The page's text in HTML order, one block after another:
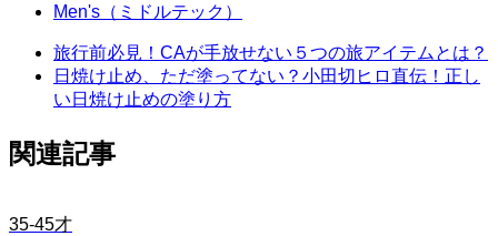
Men's（ミドルテック）
旅行前必見！CAが手放せない５つの旅アイテムとは？
日焼け止め、ただ塗ってない？小田切ヒロ直伝！正し
い日焼け止めの塗り方
関連記事
35-45才